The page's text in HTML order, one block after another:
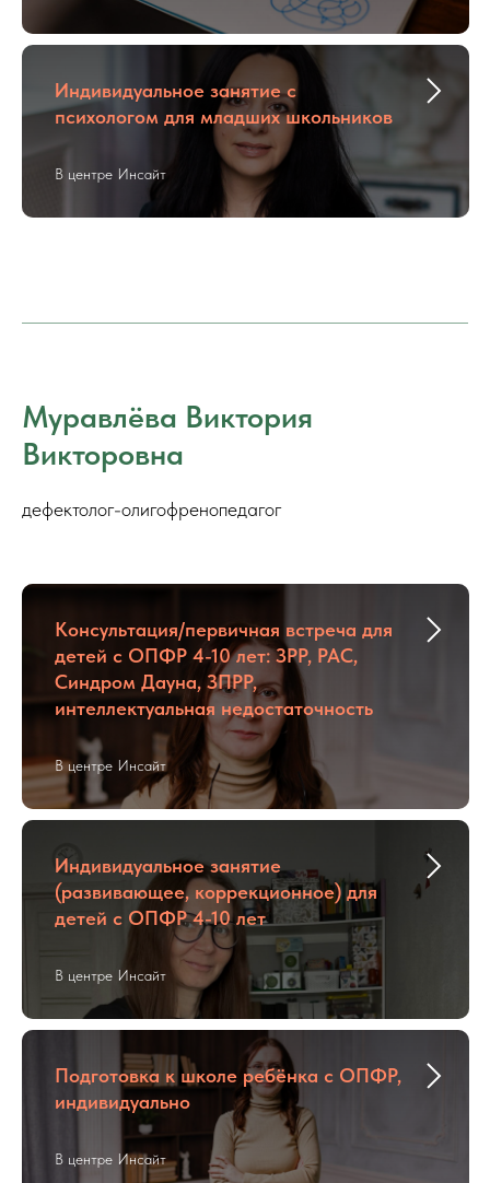
Индивидуальное занятие с
психологом для младших школьников
В центре Инсайт
Муравлёва Виктория
Викторовна
дефектолог-олигофренопедагог
Консультация/первичная встреча для
детей с ОПФР 4-10 лет: ЗРР, РАС,
Синдром Дауна, ЗПРР,
интеллектуальная недостаточность
В центре Инсайт
Индивидуальное занятие
(развивающее, коррекционное) для
детей с ОПФР 4-10 лет
В центре Инсайт
Подготовка к школе ребёнка с ОПФР,
индивидуально
В центре Инсайт